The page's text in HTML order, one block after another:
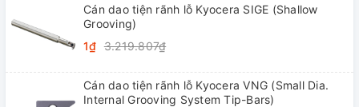
Cán dao tiện rãnh lỗ Kyocera SIGE (Shallow
Grooving)
1₫ 3.219.807₫
Cán dao tiện rãnh lỗ Kyocera VNG (Small Dia.
Internal Grooving System Tip-Bars)